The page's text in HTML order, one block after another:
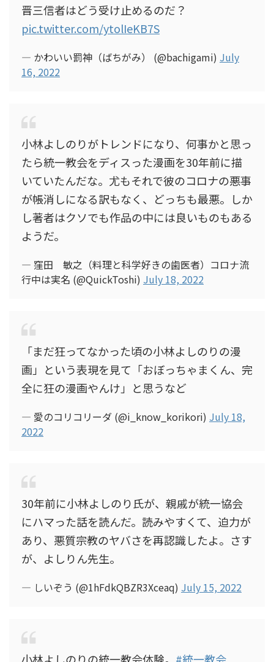
晋三信者はどう受け止めるのだ？
pic.twitter.com/ytolIeKB7S
— かわいい罰神（ばちがみ） (@bachigami) July
16, 2022
小林よしのりがトレンドになり、何事かと思っ
たら統一教会をディスった漫画を30年前に描
いていたんだな。尤もそれで彼のコロナの悪事
が帳消しになる訳もなく、どっちも最悪。しか
し著者はクソでも作品の中には良いものもある
ようだ。
— 窪田 敏之（料理と科学好きの歯医者）コロナ流
行中は実名 (@QuickToshi) July 18, 2022
「まだ狂ってなかった頃の小林よしのりの漫
画」という表現を見て「おぼっちゃまくん、完
全に狂の漫画やんけ」と思うなど
— 愛のコリコリーダ (@i_know_korikori) July 18,
2022
30年前に小林よしのり氏が、親戚が統一協会
にハマった話を読んだ。読みやすくて、迫力が
あり、悪質宗教のヤバさを再認識したよ。さす
が、よしりん先生。
— しいぞう (@1hFdkQBZR3Xceaq) July 15, 2022